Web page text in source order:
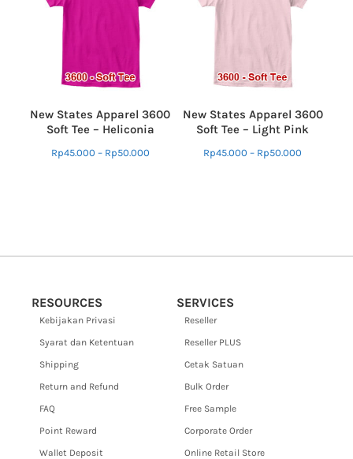
New States Apparel 3600
Soft Tee – Heliconia
Rp45.000 – Rp50.000
New States Apparel 3600
Soft Tee – Light Pink
Rp45.000 – Rp50.000
RESOURCES SERVICES
Kebijakan Privasi
Syarat dan Ketentuan
Shipping
Return and Refund
FAQ
Point Reward
Wallet Deposit
Reseller
Reseller PLUS
Cetak Satuan
Bulk Order
Free Sample
Corporate Order
Online Retail Store